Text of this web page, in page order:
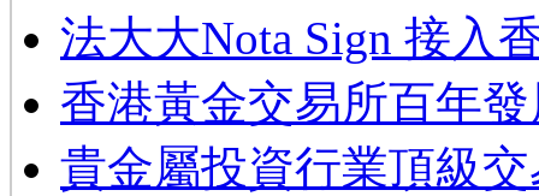
法大大Nota Sign 接入
香港黃金交易所百年
貴金屬投資行業頂級